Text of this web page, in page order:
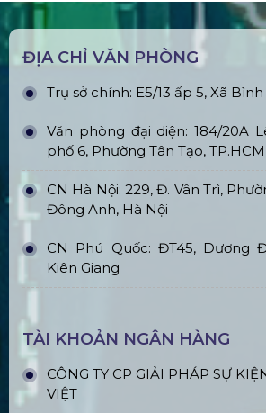
ĐỊA CHỈ VĂN PHÒNG
Trụ sở chính: E5/13 ấp 5, Xã Bình
Văn phòng đại diện: 184/20A
phố 6, Phường Tân Tạo, TP.HCM
CN Hà Nội: 229, Đ. Vân Trì,
Đông Anh, Hà Nội
CN Phú Quốc: ĐT45, Dương
Kiên Giang
TÀI KHOẢN NGÂN HÀNG
CÔNG TY CP GIẢI PHÁP SỰ
VIỆT